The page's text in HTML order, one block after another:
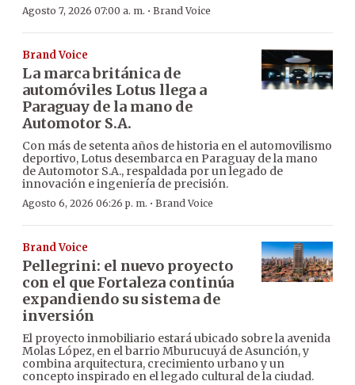
Agosto 7, 2026 07:00 a. m. · Brand Voice
Brand Voice
La marca británica de
automóviles Lotus llega a
Paraguay de la mano de
Automotor S.A.
Con más de setenta años de historia en el automovilismo
deportivo, Lotus desembarca en Paraguay de la mano
de Automotor S.A., respaldada por un legado de
innovación e ingeniería de precisión.
Agosto 6, 2026 06:26 p. m. · Brand Voice
Brand Voice
Pellegrini: el nuevo proyecto
con el que Fortaleza continúa
expandiendo su sistema de
inversión
El proyecto inmobiliario estará ubicado sobre la avenida
Molas López, en el barrio Mburucuyá de Asunción, y
combina arquitectura, crecimiento urbano y un
concepto inspirado en el legado cultural de la ciudad.